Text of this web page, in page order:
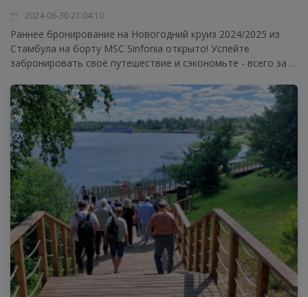
2024-06-30 21:04:10
Раннее бронирование на Новогодний круиз 2024/2025 из
Стамбула на борту MSC Sinfonia открыто! Успейте
забронировать своё путешествие и сэкономьте - всего за 1